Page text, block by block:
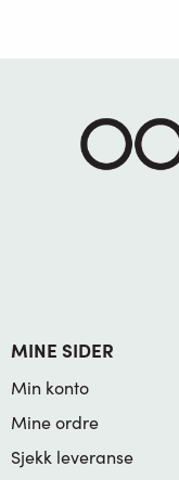
MINE SIDER
Min konto
Mine ordre
Sjekk leveranse